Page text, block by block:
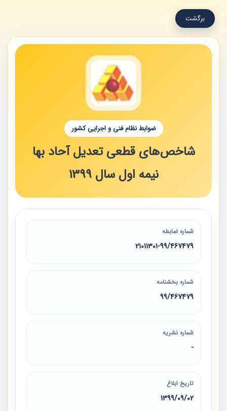
برگشت
ضوابط نظام فنی و اجرایی کشور
شاخص‌های قطعی تعدیل آحاد بها
نیمه اول سال 1399
شماره ضابطه
21011301-99/467479
شماره بخشنامه
99/467479
شماره نشریه
-
تاریخ ابلاغ
1399/09/02